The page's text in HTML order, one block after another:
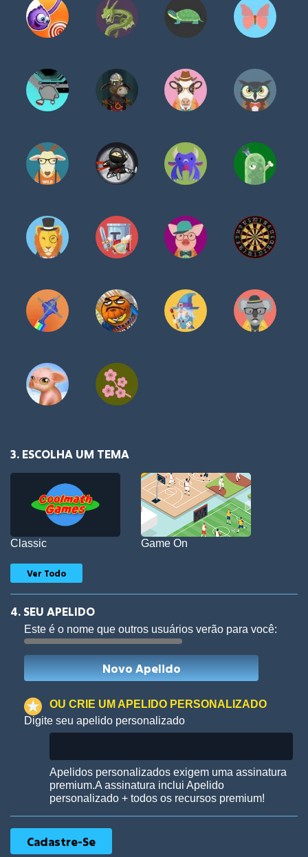
3. ESCOLHA UM TEMA
Classic Game On
Woof Jungle Cats
Robotic
Ver Todo
4. SEU APELIDO
Este é o nome que outros usuários verão para você:
OU CRIE UM APELIDO PERSONALIZADO
Digite seu apelido personalizado
Apelidos personalizados exigem uma assinatura
premium.A assinatura inclui Apelido
personalizado + todos os recursos premium!